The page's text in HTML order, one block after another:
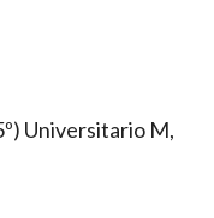
Universitario M,